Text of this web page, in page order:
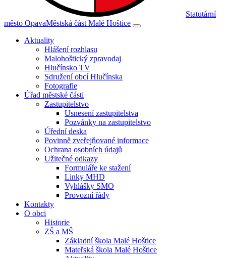
Statutární
město OpavaMěstská část Malé Hoštice
Aktuality
Hlášení rozhlasu
Malohoštický zpravodaj
Hlučínsko TV
Sdružení obcí Hlučínska
Fotografie
Úřad městské části
Zastupitelstvo
Usnesení zastupitelstva
Pozvánky na zastupitelstvo
Úřední deska
Povinně zveřejňované informace
Ochrana osobních údajů
Užitečné odkazy
Formuláře ke stažení
Linky MHD
Vyhlášky SMO
Provozní řády
Kontakty
O obci
Historie
ZŠ a MŠ
Základní škola Malé Hoštice
Mateřská škola Malé Hoštice